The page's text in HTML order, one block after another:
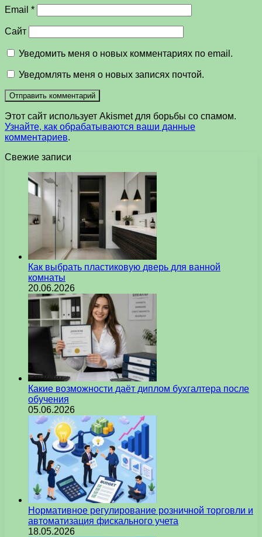
Email *
Сайт
Уведомить меня о новых комментариях по email.
Уведомлять меня о новых записях почтой.
Этот сайт использует Akismet для борьбы со спамом.
Узнайте, как обрабатываются ваши данные
комментариев.
Свежие записи
Как выбрать пластиковую дверь для ванной
комнаты
20.06.2026
Какие возможности даёт диплом бухгалтера после
обучения
05.06.2026
Нормативное регулирование розничной торговли и
автоматизация фискального учета
18.05.2026